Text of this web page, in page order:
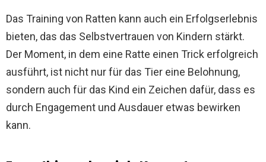
Das Training von Ratten kann auch ein Erfolgserlebnis
bieten, das das Selbstvertrauen von Kindern stärkt.
Der Moment, in dem eine Ratte einen Trick erfolgreich
ausführt, ist nicht nur für das Tier eine Belohnung,
sondern auch für das Kind ein Zeichen dafür, dass es
durch Engagement und Ausdauer etwas bewirken
kann.